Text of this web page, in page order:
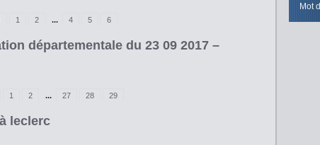
1 2 ... 4 5 6
départementale du 23 09 2017 –
1 2 ... 27 28 29
leclerc
Mot